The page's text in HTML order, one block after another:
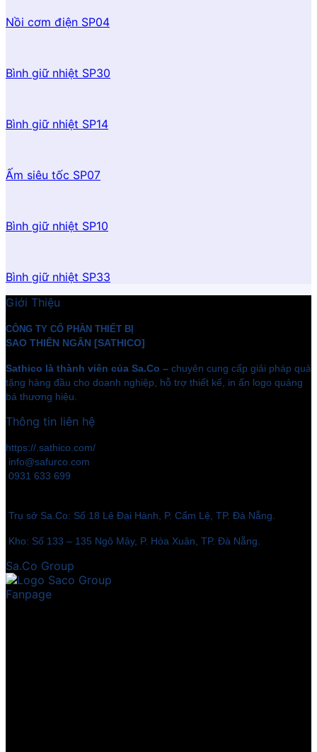
Nồi cơm điện SP04
Bình giữ nhiệt SP30
Bình giữ nhiệt SP14
Ấm siêu tốc SP07
Bình giữ nhiệt SP10
Bình giữ nhiệt SP33
Giới Thiệu
CÔNG TY CỔ PHẦN THIẾT BỊ
SAO THIÊN NGÂN [SATHICO]
Sathico là thành viên của Sa.Co – chuyên cung cấp giải pháp quà
tặng hàng đầu cho doanh nghiệp, hỗ trợ thiết kế, in ấn logo quảng
bá thương hiệu.
Thông tin liên hệ
https://.sathico.com/
info@safurco.com
0931 633 699
Trụ sở Sa.Co: Số 18 Lê Đại Hành, P. Cẩm Lệ, TP. Đà Nẵng.
Kho: Số 133 – 135 Ngô Mây, P. Hòa Xuân, TP. Đà Nẵng.
Sa.Co Group
Fanpage